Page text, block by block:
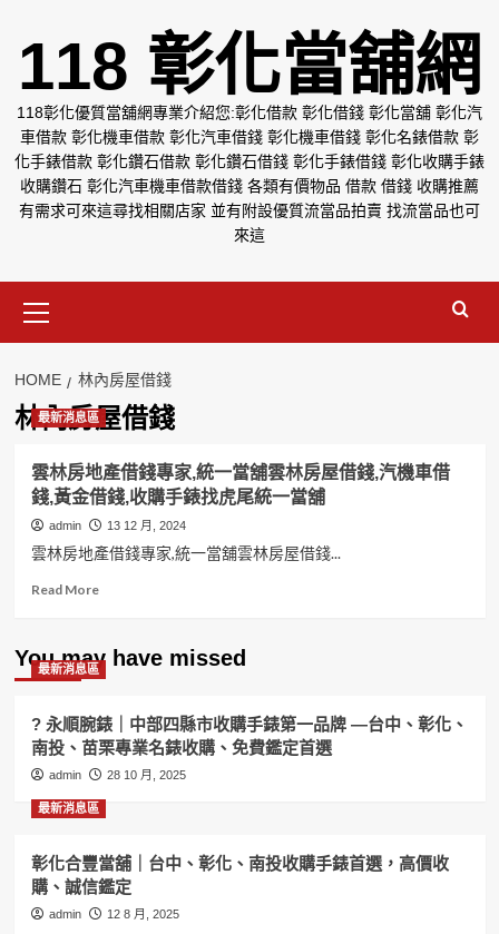
118 彰化當舖網
118彰化優質當舖網專業介紹您:彰化借款 彰化借錢 彰化當舖 彰化汽
車借款 彰化機車借款 彰化汽車借錢 彰化機車借錢 彰化名錶借款 彰
化手錶借款 彰化鑽石借款 彰化鑽石借錢 彰化手錶借錢 彰化收購手錶
收購鑽石 彰化汽車機車借款借錢 各類有價物品 借款 借錢 收購推薦
有需求可來這尋找相關店家 並有附設優質流當品拍賣 找流當品也可
來這
Menu
HOME 林內房屋借錢
林內房屋借錢
最新消息區
雲林房地產借錢專家,統一當舖雲林房屋借錢,汽機車借
錢,黃金借錢,收購手錶找虎尾統一當舖
admin 13 12 月, 2024
雲林房地產借錢專家,統一當舖雲林房屋借錢...
Read MoreRead
雲
林
地
產
借
錢
專
家,
一
當
舖
雲
You may have missed
最新消息區
? 永順腕錶｜中部四縣市收購手錶第一品牌 —台中、彰化、
南投、苗栗專業名錶收購、免費鑑定首選
admin 28 10 月, 2025
最新消息區
彰化合豐當舖｜台中、彰化、南投收購手錶首選，高價收
購、誠信鑑定
admin 12 8 月, 2025